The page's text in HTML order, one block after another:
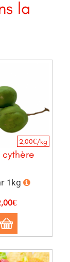
la
cythère
2,00€/kg
1kg